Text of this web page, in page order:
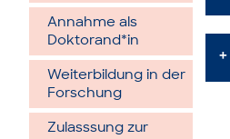
Annahme als
Doktorand*in
Weiterbildung in der
Forschung
Zulasssung zur